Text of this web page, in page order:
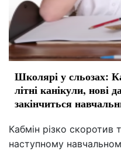
Школярі у сльозах:
літні канікули, нові
закінчиться
Кабмін різко скоротив
наступному